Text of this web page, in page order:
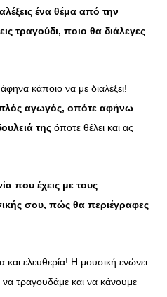
ένα θέμα από την
τραγούδι, ποιο θα διάλεγες
κάποιο να με διαλέξει!
αγωγός, οπότε αφήνω
της όποτε θέλει και ας
που έχεις με τους
σου, πώς θα περιέγραφες
και ελευθερία! Η μουσική ενώνει
να τραγουδάμε και να κάνουμε